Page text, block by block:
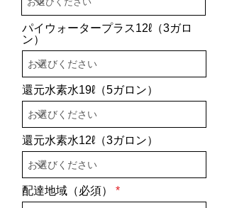
パイウォータープラス12ℓ（3ガロ
ン）
還元水素水19ℓ（5ガロン）
還元水素水12ℓ（3ガロン）
配達地域（必須）